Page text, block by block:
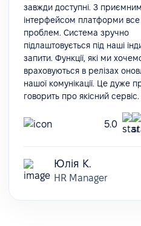
завжди доступні. З приємним
інтерфейсом платформи
проблем. Система зручно
підлаштовується під наші
запити. Функції, які ми
враховуються в релізах
нашої комунікації. Це дуже
говорить про якісний сервіс.
5.0
Юлія К.
HR Manager